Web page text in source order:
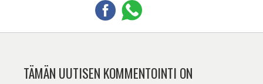
TÄMÄN UUTISEN KOMMENTOINTI ON